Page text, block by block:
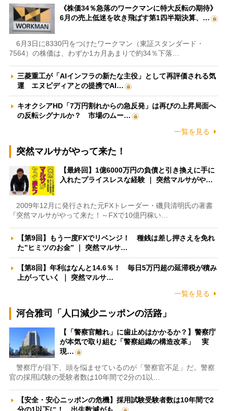
《株価34％急落のワークマンに特大反転の期待》
6月の売上低迷を吹き飛ばす第1四半期決算、…
6月3日に8330円をつけたワークマン（東証スタンダード・
7564）の株価は、わずか1カ月あまりで約34％下落…
三菱重工が「AIインフラの新たな主役」として再評価される気
運 エヌビディアとの提携でAI…
キオクシアHD「7万円割れからの急反発」は再びの上昇局面へ
の反転シグナルか？ 市場のムー…
一覧を見る
突然マルサがやって来た！
【最終回】1億6000万円の負債と引き換えに手に
入れたプライスレスな経験 ｜ 突然マルサがや…
2009年12月に発行された元FXトレーダー・磯貝清明氏の著書
『突然マルサがやって来た！～FXで10億円稼い…
【第9回】もう一度FXでリベンジ！ 種銭は差し押さえを免れ
た”ヒミツのお金” ｜ 突然マルサ…
【第8回】年利はなんと14.6％！ 毎日5万円超の延滞税が積み
上がっていく ｜ 突然マルサ…
一覧を見る
河合雅司「人口減少ニッポンの活路」
【「警察官離れ」に歯止めはかかるか？】警察庁
が本気で取り組む「警察組織の構造改革」 実
現…
警察庁が目下、頭を悩ませているのが「警察官不足」だ。警察
官の採用試験の受験者数は10年間で2分の1以…
【安全・安心ニッポンの危機】採用試験受験者数は10年間で2